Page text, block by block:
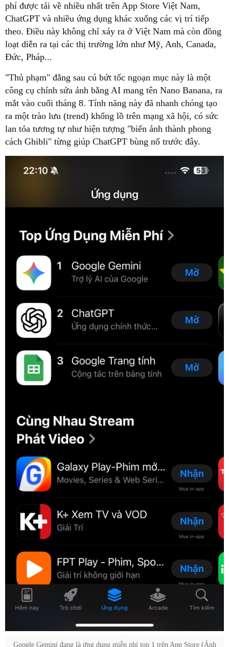
phí được tải về nhiều nhất trên App Store Việt Nam,
ChatGPT và nhiều ứng dụng khác xuống các vị trí tiếp
theo. Điều này không chỉ xảy ra ở Việt Nam mà còn đồng
loạt diễn ra tại các thị trường lớn như Mỹ, Anh, Canada,
Đức, Pháp...
"Thủ phạm" đằng sau cú bứt tốc ngoạn mục này là một
công cụ chỉnh sửa ảnh bằng AI mang tên Nano Banana, ra
mắt vào cuối tháng 8. Tính năng này đã nhanh chóng tạo
ra một trào lưu (trend) khổng lồ trên mạng xã hội, có sức
lan tỏa tương tự như hiện tượng "biến ảnh thành phong
cách Ghibli" từng giúp ChatGPT bùng nổ trước đây.
Google Gemini đang là ứng dụng miễn phí top 1 trên App Store (Ảnh